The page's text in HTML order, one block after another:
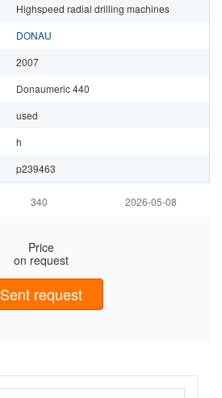
Highspeed radial drilling machines
DONAU
2007
Donaumeric 440
used
h
p239463
340 2026-05-08
Price
on request
Sent request